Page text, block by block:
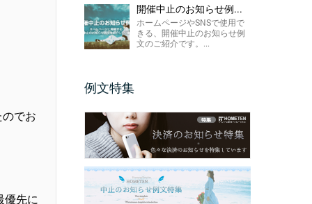
でお
優先に
開催中止のお知らせ例...
ホームページやSNSで使用で
きる、開催中止のお知らせ例
文のご紹介です。...
例文特集